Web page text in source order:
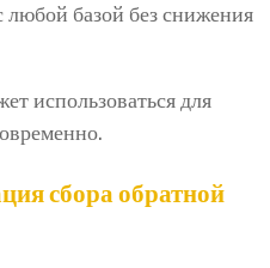
любой базой без снижения
использоваться для
сбора обратной